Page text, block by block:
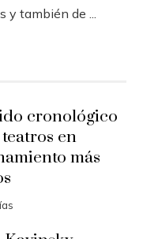
también de ...
cronológico
en
más